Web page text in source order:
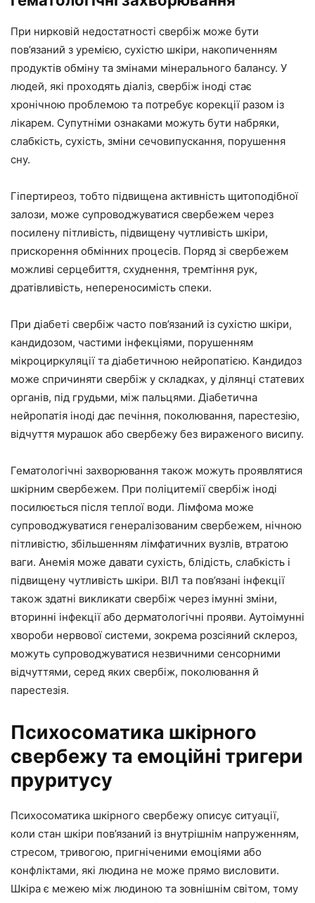
При нирковій недостатності свербіж може бути
пов’язаний з уремією, сухістю шкіри, накопиченням
продуктів обміну та змінами мінерального балансу. У
людей, які проходять діаліз, свербіж іноді стає
хронічною проблемою та потребує корекції разом із
лікарем. Супутніми ознаками можуть бути набряки,
слабкість, сухість, зміни сечовипускання, порушення
сну.
Гіпертиреоз, тобто підвищена активність щитоподібної
залози, може супроводжуватися свербежем через
посилену пітливість, підвищену чутливість шкіри,
прискорення обмінних процесів. Поряд зі свербежем
можливі серцебиття, схуднення, тремтіння рук,
дратівливість, непереносимість спеки.
При діабеті свербіж часто пов’язаний із сухістю шкіри,
кандидозом, частими інфекціями, порушенням
мікроциркуляції та діабетичною нейропатією. Кандидоз
може спричиняти свербіж у складках, у ділянці статевих
органів, під грудьми, між пальцями. Діабетична
нейропатія іноді дає печіння, поколювання, парестезію,
відчуття мурашок або свербежу без вираженого висипу.
Гематологічні захворювання також можуть проявлятися
шкірним свербежем. При поліцитемії свербіж іноді
посилюється після теплої води. Лімфома може
супроводжуватися генералізованим свербежем, нічною
пітливістю, збільшенням лімфатичних вузлів, втратою
ваги. Анемія може давати сухість, блідість, слабкість і
підвищену чутливість шкіри. ВІЛ та пов’язані інфекції
також здатні викликати свербіж через імунні зміни,
вторинні інфекції або дерматологічні прояви. Аутоімунні
хвороби нервової системи, зокрема розсіяний склероз,
можуть супроводжуватися незвичними сенсорними
відчуттями, серед яких свербіж, поколювання й
парестезія.
Психосоматика шкірного
свербежу та емоційні тригери
пруритусу
Психосоматика шкірного свербежу описує ситуації,
коли стан шкіри пов’язаний із внутрішнім напруженням,
стресом, тривогою, пригніченими емоціями або
конфліктами, які людина не може прямо висловити.
Шкіра є межею між людиною та зовнішнім світом, тому